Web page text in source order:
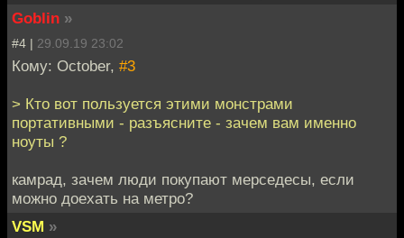
Goblin »
#4 | 29.09.19 23:02
Кому: October, #3
> Кто вот пользуется этими монстрами
портативными - разъясните - зачем вам именно
ноуты ?
камрад, зачем люди покупают мерседесы, если
можно доехать на метро?
VSM »